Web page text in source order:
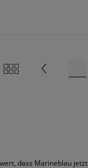
dass Marineblau jetzt